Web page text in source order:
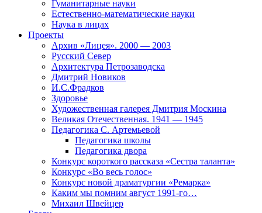
Гуманитарные науки
Естественно-математические науки
Наука в лицах
Проекты
Архив «Лицея». 2000 — 2003
Русский Север
Архитектура Петрозаводска
Дмитрий Новиков
И.С.Фрадков
Здоровье
Художественная галерея Дмитрия Москина
Великая Отечественная. 1941 — 1945
Педагогика С. Артемьевой
Педагогика школы
Педагогика двора
Конкурс короткого рассказа «Сестра таланта»
Конкурс «Во весь голос»
Конкурс новой драматургии «Ремарка»
Каким мы помним август 1991-го…
Михаил Швейцер